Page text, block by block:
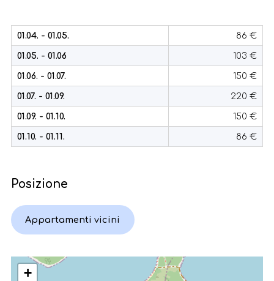
01.04. - 01.05. 86 €
01.05. - 01.06 103 €
01.06. - 01.07. 150 €
01.07. - 01.09. 220 €
01.09. - 01.10. 150 €
01.10. - 01.11. 86 €
Posizione
Appartamenti vicini
+